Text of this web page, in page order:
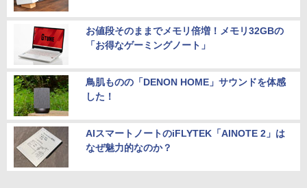
お値段そのままでメモリ倍増！メモリ32GBの
「お得なゲーミングノート」
鳥肌ものの「DENON HOME」サウンドを体感
した！
AIスマートノートのiFLYTEK「AINOTE 2」は
なぜ魅力的なのか？